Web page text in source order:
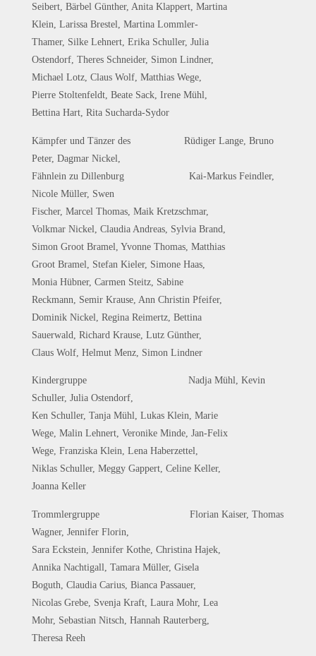
Seibert, Bärbel Günther, Anita Klappert, Martina
Klein, Larissa Brestel, Martina Lommler-
Thamer, Silke Lehnert, Erika Schuller, Julia
Ostendorf, Theres Schneider, Simon Lindner,
Michael Lotz, Claus Wolf, Matthias Wege,
Pierre Stoltenfeldt, Beate Sack, Irene Mühl,
Bettina Hart, Rita Sucharda-Sydor
Kämpfer und Tänzer des Rüdiger Lange, Bruno
Peter, Dagmar Nickel,
Fähnlein zu Dillenburg Kai-Markus Feindler,
Nicole Müller, Swen
Fischer, Marcel Thomas, Maik Kretzschmar,
Volkmar Nickel, Claudia Andreas, Sylvia Brand,
Simon Groot Bramel, Yvonne Thomas, Matthias
Groot Bramel, Stefan Kieler, Simone Haas,
Monia Hübner, Carmen Steitz, Sabine
Reckmann, Semir Krause, Ann Christin Pfeifer,
Dominik Nickel, Regina Reimertz, Bettina
Sauerwald, Richard Krause, Lutz Günther,
Claus Wolf, Helmut Menz, Simon Lindner
Kindergruppe Nadja Mühl, Kevin
Schuller, Julia Ostendorf,
Ken Schuller, Tanja Mühl, Lukas Klein, Marie
Wege, Malin Lehnert, Veronike Minde, Jan-Felix
Wege, Franziska Klein, Lena Haberzettel,
Niklas Schuller, Meggy Gappert, Celine Keller,
Joanna Keller
Trommlergruppe Florian Kaiser, Thomas
Wagner, Jennifer Florin,
Sara Eckstein, Jennifer Kothe, Christina Hajek,
Annika Nachtigall, Tamara Müller, Gisela
Boguth, Claudia Carius, Bianca Passauer,
Nicolas Grebe, Svenja Kraft, Laura Mohr, Lea
Mohr, Sebastian Nitsch, Hannah Rauterberg,
Theresa Reeh